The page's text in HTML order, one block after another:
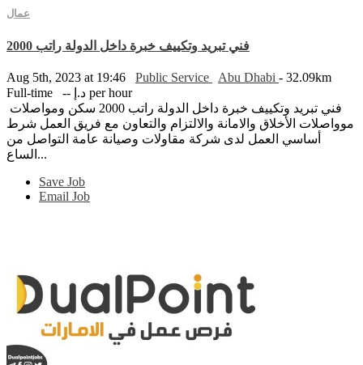
عمال
فني تبريد وتكييف خبرة داخل الدولة راتب 2000
Aug 5th, 2023 at 19:46 Public Service Abu Dhabi - 32.09km
Full-time
-- د.إ per hour
موواصلات الأخلاق والامانة والالتزام والتعاون مع فريق العمل شرط
أساسي العمل لدى شركة مقاولات وصيانة عامة التواصل من
الساع...
Save Job
Email Job